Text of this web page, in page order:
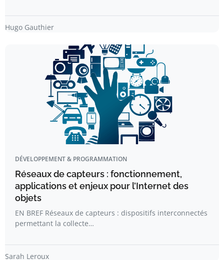
Hugo Gauthier
DÉVELOPPEMENT & PROGRAMMATION
Réseaux de capteurs : fonctionnement,
applications et enjeux pour l’Internet des
objets
EN BREF Réseaux de capteurs : dispositifs interconnectés
permettant la collecte…
Sarah Leroux